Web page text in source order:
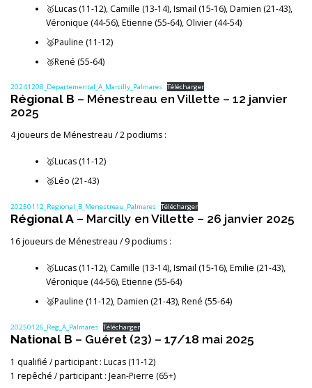
🥇Lucas (11-12), Camille (13-14), Ismail (15-16), Damien (21-43),
Véronique (44-56), Etienne (55-64), Olivier (44-54)
🥈Pauline (11-12)
🥉René (55-64)
20241208_Departemental_A_Marcilly_Palmares Télécharger
Régional B – Ménestreau en Villette – 12 janvier
2025
4 joueurs de Ménestreau / 2 podiums :
🥇Lucas (11-12)
🥈Léo (21-43)
20250112_Regional_B_Menestreau_Palmares Télécharger
Régional A – Marcilly en Villette – 26 janvier 2025
16 joueurs de Ménestreau / 9 podiums :
🥇Lucas (11-12), Camille (13-14), Ismail (15-16), Emilie (21-43),
Véronique (44-56), Etienne (55-64)
🥈Pauline (11-12), Damien (21-43), René (55-64)
20250126_Reg_A_Palmares Télécharger
National B – Guéret (23) – 17/18 mai 2025
1 qualifié / participant : Lucas (11-12)
1 repêché / participant : Jean-Pierre (65+)